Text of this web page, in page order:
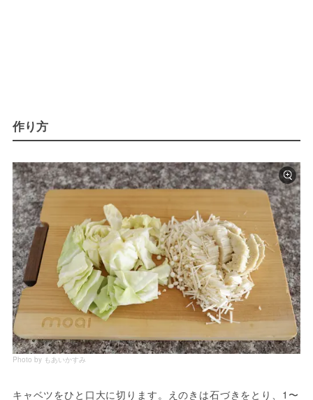
作り方
Photo by もあいかすみ
キャベツをひと口大に切ります。えのきは石づきをとり、1〜